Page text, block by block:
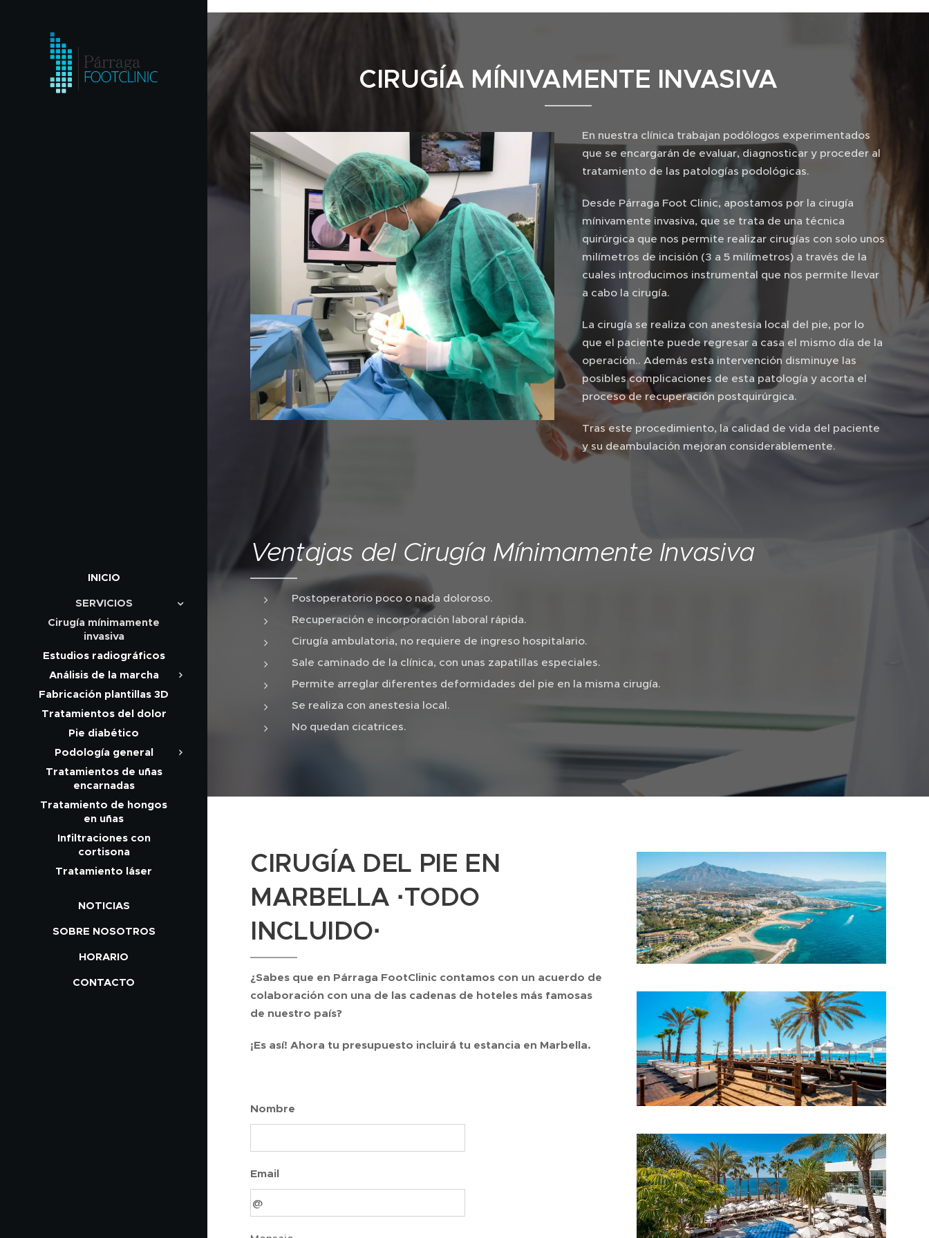
INICIO
SERVICIOS
Cirugía mínimamente
invasiva
Estudios radiográficos
Análisis de la marcha
Fabricación plantillas 3D
Tratamientos del dolor
Pie diabético
Podología general
Tratamientos de uñas
encarnadas
Tratamiento de hongos
en uñas
Infiltraciones con
cortisona
Tratamiento láser
NOTICIAS
SOBRE NOSOTROS
HORARIO
CONTACTO
CIRUGÍA MÍNIVAMENTE INVASIVA
En nuestra clínica trabajan podólogos experimentados
que se encargarán de evaluar, diagnosticar y proceder al
tratamiento de las patologías podológicas.
Desde Párraga Foot Clinic, apostamos por la cirugía
mínivamente invasiva, que se trata de una técnica
quirúrgica que nos permite realizar cirugías con solo unos
milímetros de incisión (3 a 5 milímetros) a través de la
cuales introducimos instrumental que nos permite llevar
a cabo la cirugía.
La cirugía se realiza con anestesia local del pie, por lo
que el paciente puede regresar a casa el mismo día de la
operación.. Además esta intervención disminuye las
posibles complicaciones de esta patología y acorta el
proceso de recuperación postquirúrgica.
Tras este procedimiento, la calidad de vida del paciente
y su deambulación mejoran considerablemente.
Ventajas del Cirugía Mínimamente Invasiva
Postoperatorio poco o nada doloroso.
Recuperación e incorporación laboral rápida.
Cirugía ambulatoria, no requiere de ingreso hospitalario.
Sale caminado de la clínica, con unas zapatillas especiales.
Permite arreglar diferentes deformidades del pie en la misma cirugía.
Se realiza con anestesia local.
No quedan cicatrices.
CIRUGÍA DEL PIE EN
MARBELLA ·TODO
INCLUIDO·
¿Sabes que en Párraga FootClinic contamos con un acuerdo de
colaboración con una de las cadenas de hoteles más famosas
de nuestro país?
¡Es así! Ahora tu presupuesto incluirá tu estancia en Marbella.
Nombre
Email